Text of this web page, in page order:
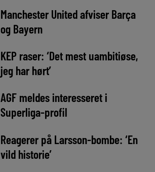
Manchester United afviser Barça
og Bayern
KEP raser: ‘Det mest uambitiøse,
jeg har hørt’
AGF meldes interesseret i
Superliga-profil
Reagerer på Larsson-bombe: ‘En
vild historie’